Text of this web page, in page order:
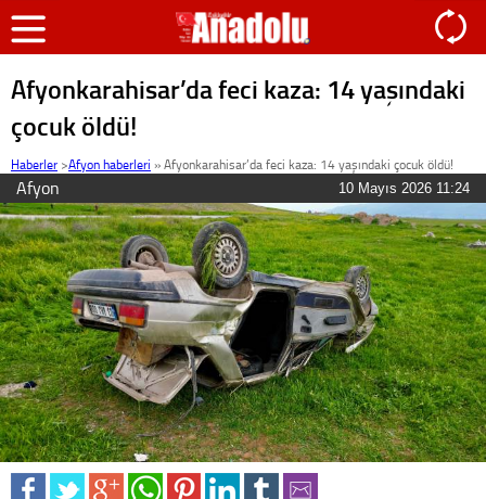
Afyonkarahisar’da feci kaza: 14 yaşındaki
çocuk öldü!
Haberler >Afyon haberleri »Afyonkarahisar’da feci kaza: 14 yaşındaki çocuk öldü!
Afyon 10 Mayıs 2026 11:24